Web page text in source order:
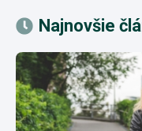
Najnovšie